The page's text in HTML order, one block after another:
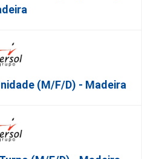
(m/f/d) - Madeira